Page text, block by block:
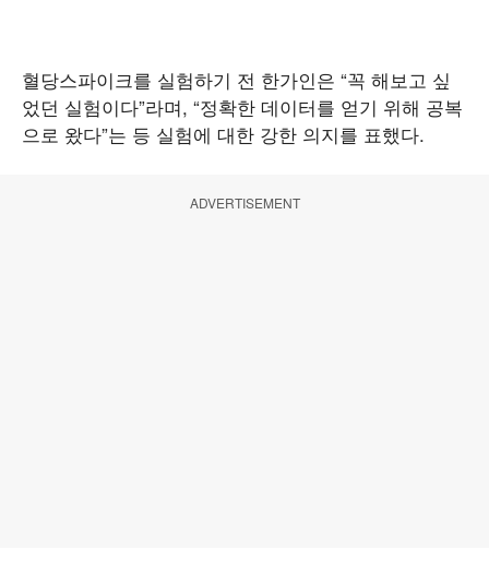
혈당스파이크를 실험하기 전 한가인은 “꼭 해보고 싶
었던 실험이다”라며, “정확한 데이터를 얻기 위해 공복
으로 왔다”는 등 실험에 대한 강한 의지를 표했다.
ADVERTISEMENT